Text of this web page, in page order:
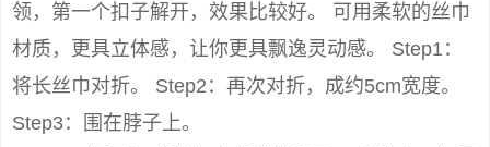
领，第一个扣子解开，效果比较好。 可用柔软的丝巾
材质，更具立体感，让你更具飘逸灵动感。 Step1：
将长丝巾对折。 Step2：再次对折，成约5cm宽度。
Step3：围在脖子上。